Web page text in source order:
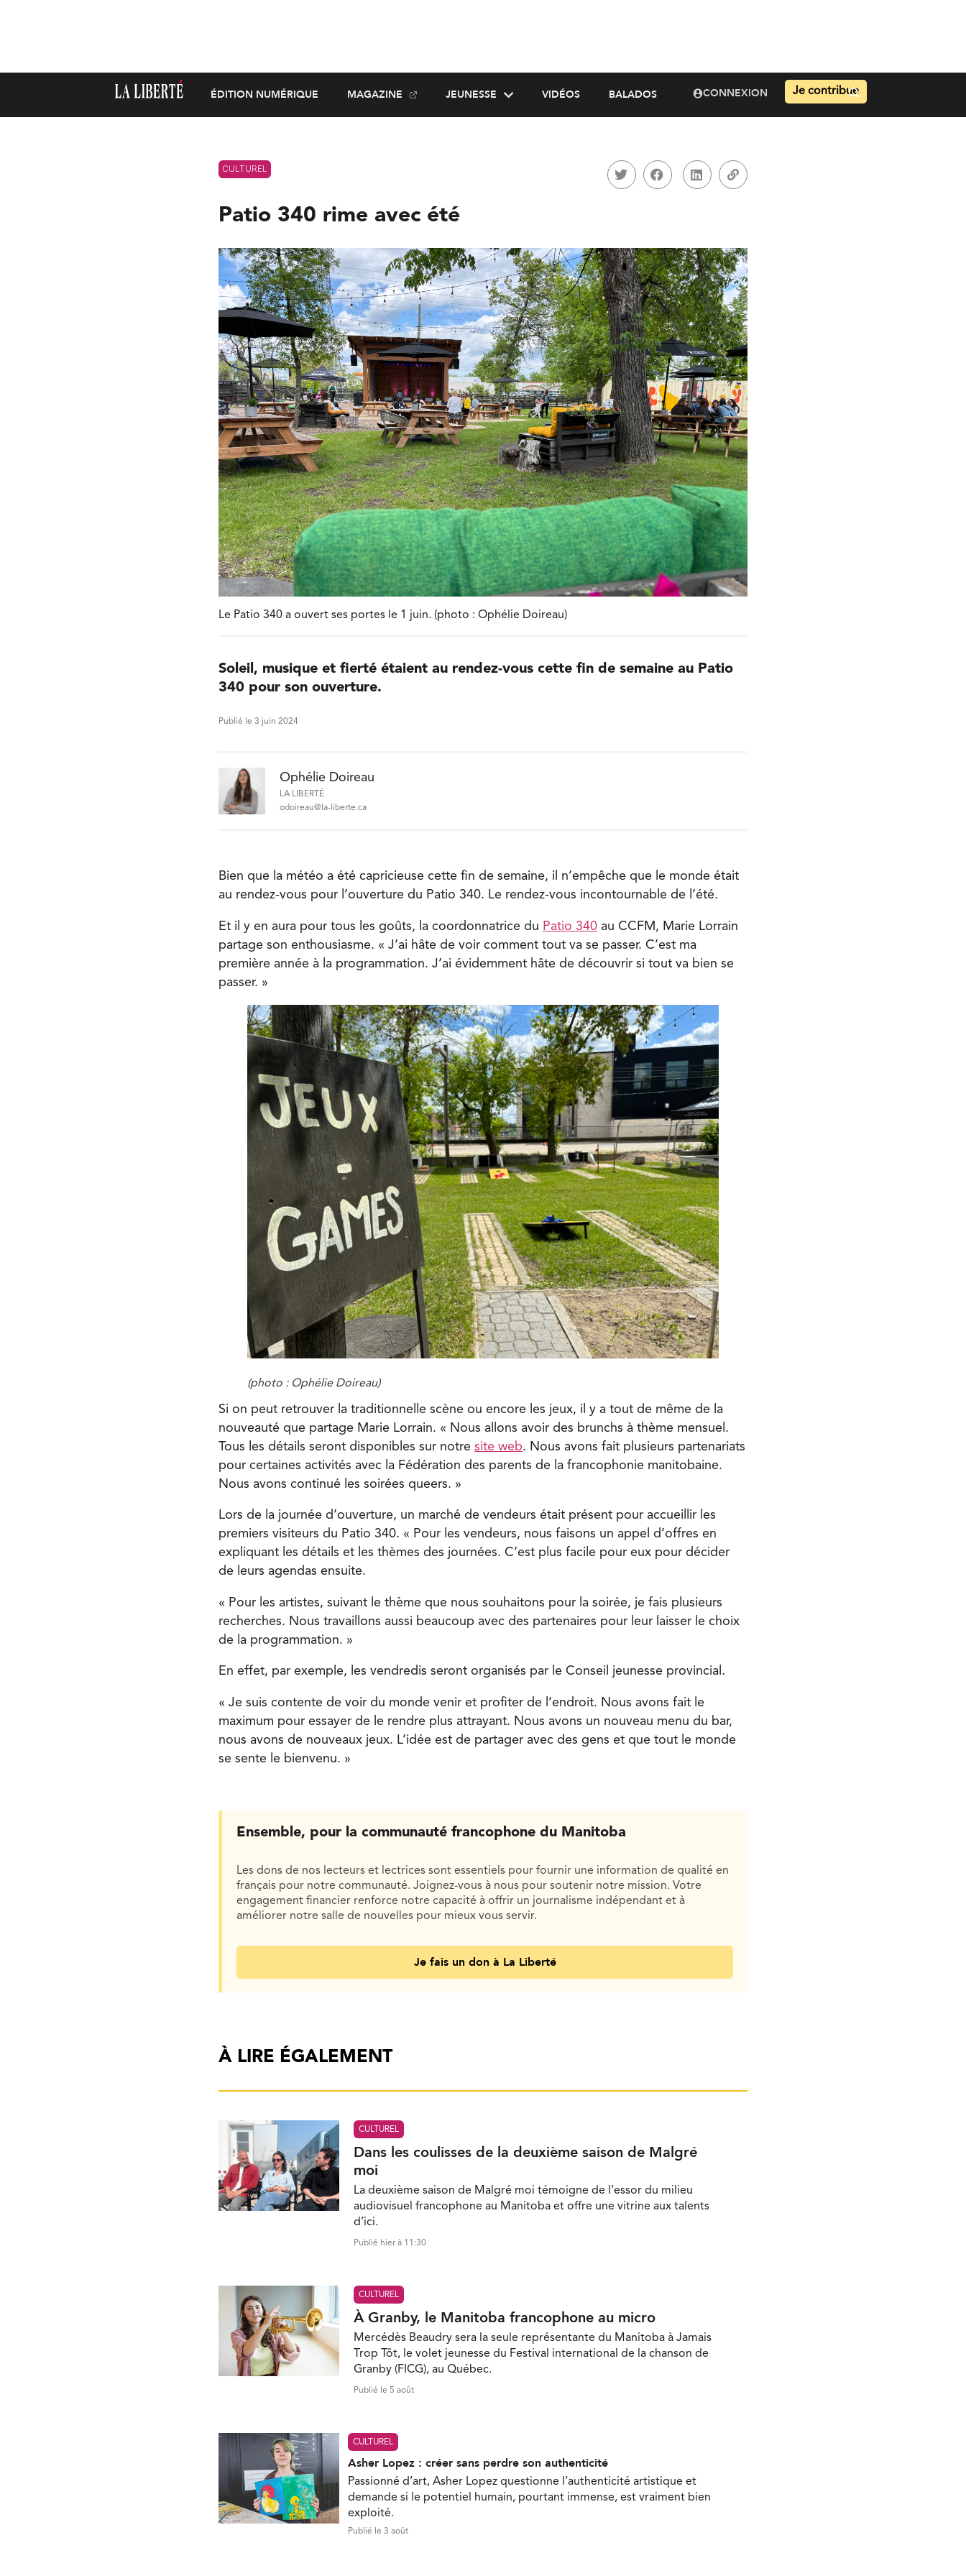
ÉDITION NUMÉRIQUE MAGAZINE JEUNESSE VIDÉOS BALADOS CONNEXION Je contribue
CULTUREL
Patio 340 rime avec été
Le Patio 340 a ouvert ses portes le 1 juin. (photo : Ophélie Doireau)
Soleil, musique et fierté étaient au rendez-vous cette fin de semaine au Patio
340 pour son ouverture.
Publié le 3 juin 2024
Ophélie Doireau
LA LIBERTÉ
odoireau@la-liberte.ca
Bien que la météo a été capricieuse cette fin de semaine, il n’empêche que le monde était
au rendez-vous pour l’ouverture du Patio 340. Le rendez-vous incontournable de l’été.
Et il y en aura pour tous les goûts, la coordonnatrice du Patio 340 au CCFM, Marie Lorrain
partage son enthousiasme. « J’ai hâte de voir comment tout va se passer. C’est ma
première année à la programmation. J’ai évidemment hâte de découvrir si tout va bien se
passer. »
(photo : Ophélie Doireau)
Si on peut retrouver la traditionnelle scène ou encore les jeux, il y a tout de même de la
nouveauté que partage Marie Lorrain. « Nous allons avoir des brunchs à thème mensuel.
Tous les détails seront disponibles sur notre site web. Nous avons fait plusieurs partenariats
pour certaines activités avec la Fédération des parents de la francophonie manitobaine.
Nous avons continué les soirées queers. »
Lors de la journée d’ouverture, un marché de vendeurs était présent pour accueillir les
premiers visiteurs du Patio 340. « Pour les vendeurs, nous faisons un appel d’offres en
expliquant les détails et les thèmes des journées. C’est plus facile pour eux pour décider
de leurs agendas ensuite.
« Pour les artistes, suivant le thème que nous souhaitons pour la soirée, je fais plusieurs
recherches. Nous travaillons aussi beaucoup avec des partenaires pour leur laisser le choix
de la programmation. »
En effet, par exemple, les vendredis seront organisés par le Conseil jeunesse provincial.
« Je suis contente de voir du monde venir et profiter de l’endroit. Nous avons fait le
maximum pour essayer de le rendre plus attrayant. Nous avons un nouveau menu du bar,
nous avons de nouveaux jeux. L’idée est de partager avec des gens et que tout le monde
se sente le bienvenu. »
Ensemble, pour la communauté francophone du Manitoba
Les dons de nos lecteurs et lectrices sont essentiels pour fournir une information de qualité en
français pour notre communauté. Joignez-vous à nous pour soutenir notre mission. Votre
engagement financier renforce notre capacité à offrir un journalisme indépendant et à
améliorer notre salle de nouvelles pour mieux vous servir.
Je fais un don à La Liberté
À LIRE ÉGALEMENT
CULTUREL
Dans les coulisses de la deuxième saison de Malgré
moi
La deuxième saison de Malgré moi témoigne de l’essor du milieu
audiovisuel francophone au Manitoba et offre une vitrine aux talents
d’ici.
Publié hier à 11:30
CULTUREL
À Granby, le Manitoba francophone au micro
Mercédès Beaudry sera la seule représentante du Manitoba à Jamais
Trop Tôt, le volet jeunesse du Festival international de la chanson de
Granby (FICG), au Québec.
Publié le 5 août
CULTUREL
Asher Lopez : créer sans perdre son authenticité
Passionné d’art, Asher Lopez questionne l’authenticité artistique et
demande si le potentiel humain, pourtant immense, est vraiment bien
exploité.
Publié le 3 août